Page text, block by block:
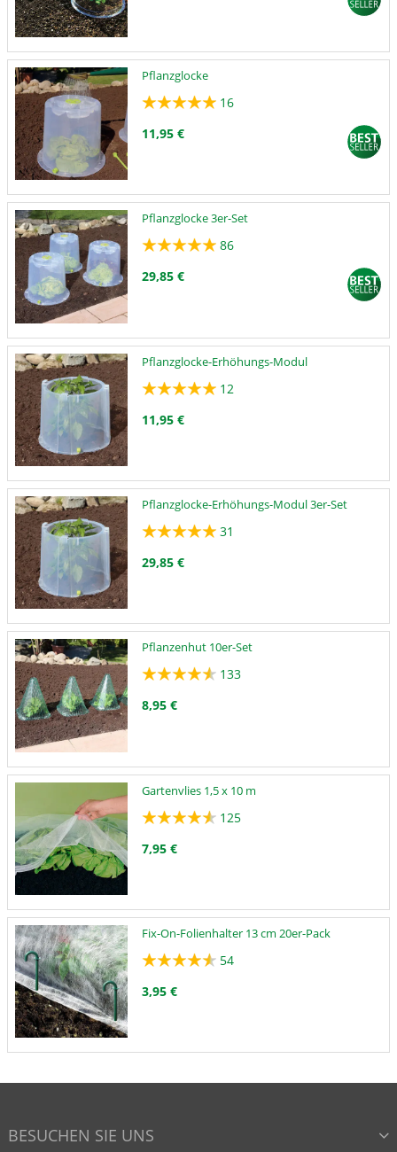
Pflanzglocke
16
11,95 €
Pflanzglocke 3er-Set
86
29,85 €
Pflanzglocke-Erhöhungs-Modul
12
11,95 €
Pflanzglocke-Erhöhungs-Modul 3er-Set
31
29,85 €
Pflanzenhut 10er-Set
133
8,95 €
Gartenvlies 1,5 x 10 m
125
7,95 €
Fix-On-Folienhalter 13 cm 20er-Pack
54
3,95 €
BESUCHEN SIE UNS